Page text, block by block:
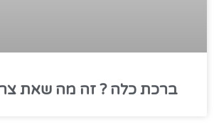
ברכת כלה ? זה מה שאת